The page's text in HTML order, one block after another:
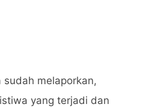
sudah melaporkan,
yang terjadi dan